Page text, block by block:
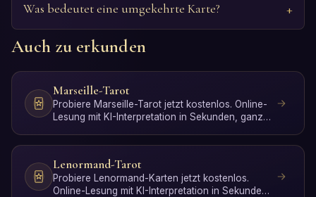
Was bedeutet eine umgekehrte Karte?
Auch zu erkunden
Marseille-Tarot
Probiere Marseille-Tarot jetzt kostenlos. Online-
Lesung mit KI-Interpretation in Sekunden, ganz
Lenormand-Tarot
Probiere Lenormand-Karten jetzt kostenlos.
Online-Lesung mit KI-Interpretation in Sekunden,